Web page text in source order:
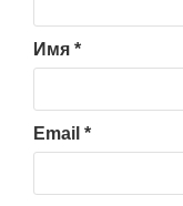
Имя *
Email *